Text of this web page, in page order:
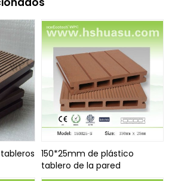
150*25mm de plástico
tablero de la pared